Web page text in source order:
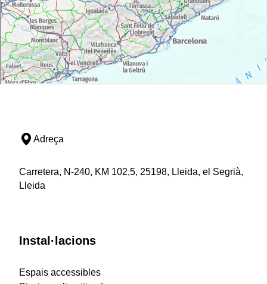
Adreça
Carretera, N-240, KM 102,5, 25198, Lleida, el Segrià,
Lleida
Instal·lacions
Espais accessibles